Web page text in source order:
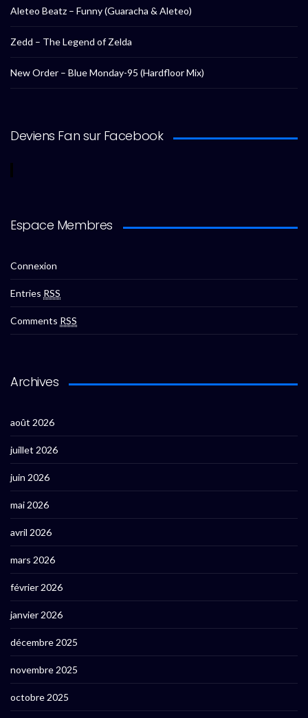
Aleteo Beatz – Funny (Guaracha & Aleteo)
Zedd – The Legend of Zelda
New Order – Blue Monday-95 (Hardfloor Mix)
Deviens Fan sur Facebook
Espace Membres
Connexion
Entries RSS
Comments RSS
Archives
août 2026
juillet 2026
juin 2026
mai 2026
avril 2026
mars 2026
février 2026
janvier 2026
décembre 2025
novembre 2025
octobre 2025